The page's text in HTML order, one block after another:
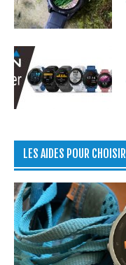
LES AIDES POUR CHOISIR